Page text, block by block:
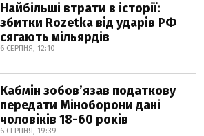
Найбільші втрати в історії:
збитки Rozetka від ударів РФ
сягають мільярдів
6 СЕРПНЯ, 12:10
Кабмін зобовʼязав податкову
передати Міноборони дані
чоловіків 18-60 років
6 СЕРПНЯ, 19:39